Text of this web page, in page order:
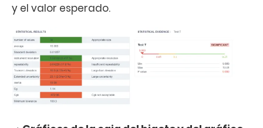
y el valor esperado.